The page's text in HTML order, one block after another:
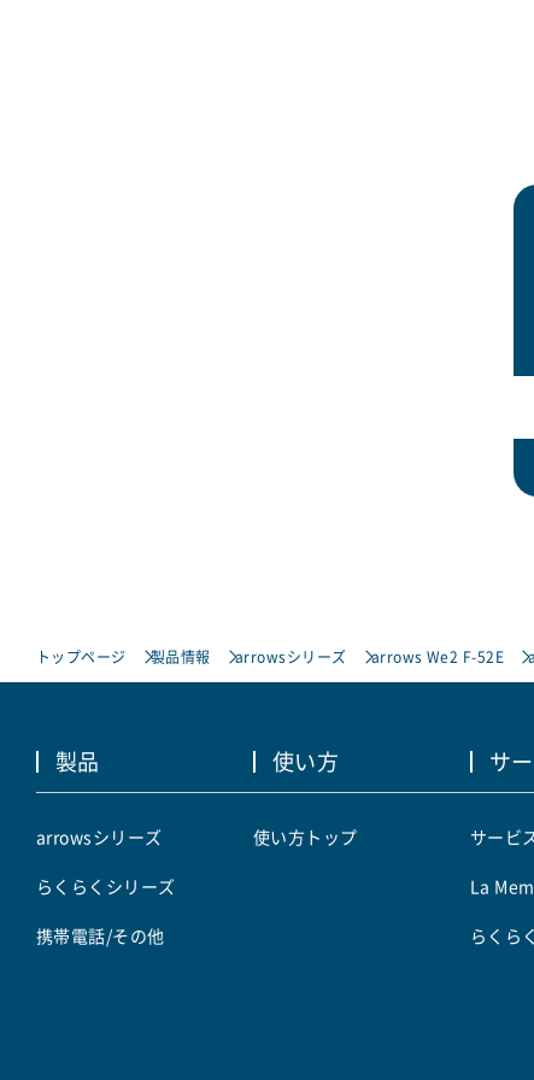
トップページ 製品情報 arrowsシリーズ arrows We2 F-52E
製品
arrowsシリーズ
らくらくシリーズ
携帯電話/その他
使い方
使い方トップ
サ
サービ
La
らくら